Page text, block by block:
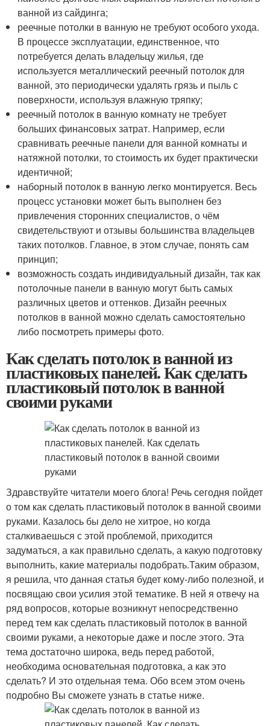
ванной из сайдинга;
реечные потолки в ванную не требуют особого ухода.
В процессе эксплуатации, единственное, что
потребуется делать владельцу жилья, где
используется металлический реечный потолок для
ванной, это периодически удалять грязь и пыль с
поверхности, используя влажную тряпку;
реечный потолок в ванную комнату не требует
больших финансовых затрат. Например, если
сравнивать реечные панели для ванной комнаты и
натяжной потолки, то стоимость их будет практически
идентичной;
наборный потолок в ванную легко монтируется. Весь
процесс установки может быть выполнен без
привлечения сторонних специалистов, о чём
свидетельствуют и отзывы большинства владельцев
таких потолков. Главное, в этом случае, понять сам
принцип;
возможность создать индивидуальный дизайн, так как
потолочные панели в ванную могут быть самых
различных цветов и оттенков. Дизайн реечных
потолков в ванной можно сделать самостоятельно
либо посмотреть примеры фото.
Как сделать потолок в ванной из
пластиковых панелей. Как сделать
пластиковый потолок в ванной
своими руками
Здравствуйте читатели моего блога! Речь сегодня пойдет
о том как сделать пластиковый потолок в ванной своими
руками. Казалось бы дело не хитрое, но когда
сталкиваешься с этой проблемой, приходится
задуматься, а как правильно сделать, а какую подготовку
выполнить, какие материалы подобрать.Таким образом,
я решила, что данная статья будет кому-либо полезной, и
посвящаю свои усилия этой тематике. В ней я отвечу на
ряд вопросов, которые возникнут непосредственно
перед тем как сделать пластиковый потолок в ванной
своими руками, а некоторые даже и после этого. Эта
тема достаточно широка, ведь перед работой,
необходима основательная подготовка, а как это
сделать? И это отдельная тема. Обо всем этом очень
подробно Вы сможете узнать в статье ниже.